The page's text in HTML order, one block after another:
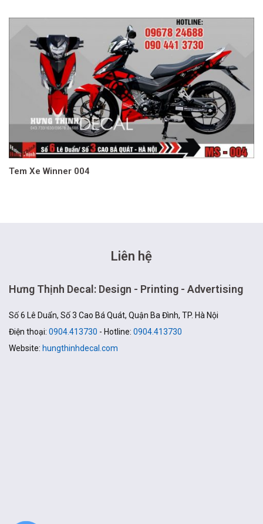
Tem Xe Winner 004
Liên hệ
Hưng Thịnh Decal: Design - Printing - Advertising
Số 6 Lê Duẩn, Số 3 Cao Bá Quát, Quận Ba Đình, TP. Hà Nội
Điện thoại: 0904.413730 - Hotline: 0904.413730
Website: hungthinhdecal.com